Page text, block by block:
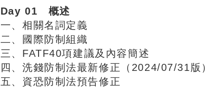
Day 01 概述
一、相關名詞定義
二、國際防制組織
三、FATF40項建議及內容簡述
四、洗錢防制法最新修正（2024/07/31版）
五、資恐防制法預告修正